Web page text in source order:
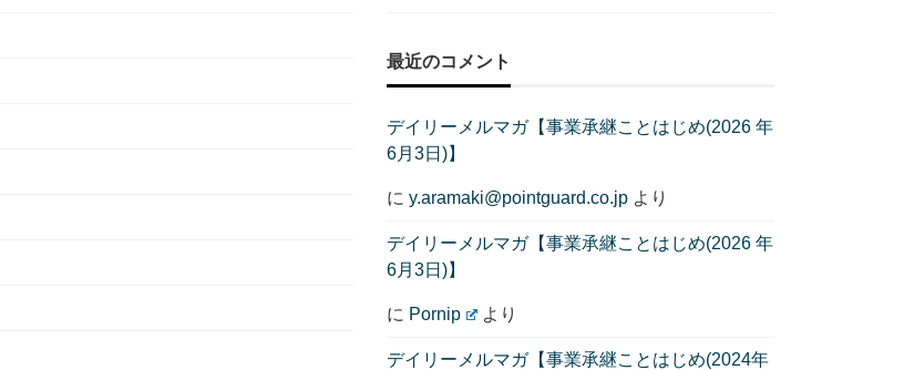
最近のコメント
デイリーメルマガ【事業承継ことはじめ(2026 年
6月3日)】
に y.aramaki@pointguard.co.jp より
デイリーメルマガ【事業承継ことはじめ(2026 年
6月3日)】
に Pornip より
デイリーメルマガ【事業承継ことはじめ(2024年